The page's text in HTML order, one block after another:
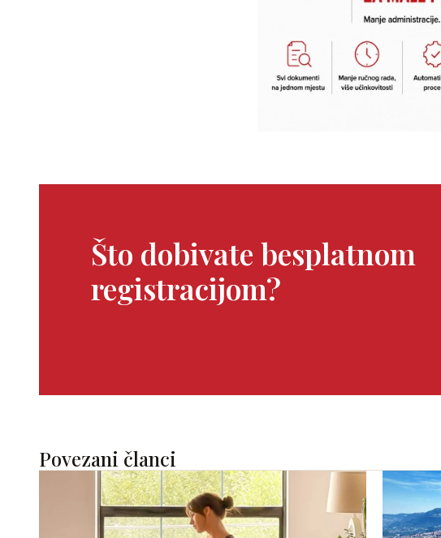
Što dobivate besplatnom
registracijom?
Povezani članci